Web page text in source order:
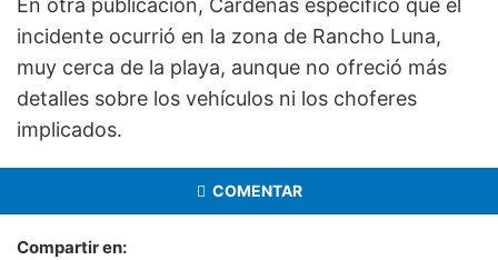
En otra publicación, Cárdenas especificó que el
incidente ocurrió en la zona de Rancho Luna,
muy cerca de la playa, aunque no ofreció más
detalles sobre los vehículos ni los choferes
implicados.
COMENTAR
Compartir en: